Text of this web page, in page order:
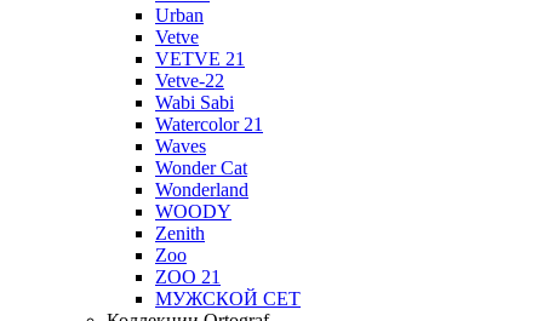
Urban
Vetve
VETVE 21
Vetve-22
Wabi Sabi
Watercolor 21
Waves
Wonder Cat
Wonderland
WOODY
Zenith
Zoo
ZOO 21
МУЖСКОЙ СЕТ